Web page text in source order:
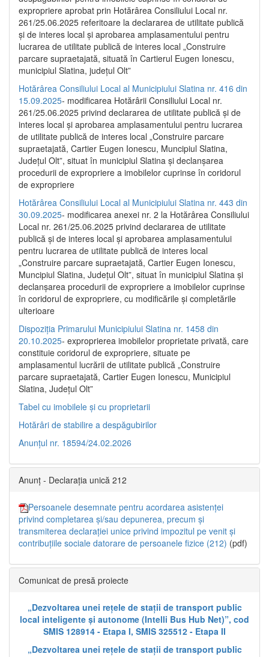
expropriere aprobat prin Hotărârea Consiliului Local nr.
261/25.06.2025 referitoare la declararea de utilitate publică
și de interes local și aprobarea amplasamentului pentru
lucrarea de utilitate publică de interes local „Construire
parcare supraetajată, situată în Cartierul Eugen Ionescu,
municipiul Slatina, județul Olt”
Hotărârea Consiliului Local al Municipiului Slatina nr. 416 din
15.09.2025- modificarea Hotărârii Consiliului Local nr.
261/25.06.2025 privind declararea de utilitate publică și de
interes local și aprobarea amplasamentului pentru lucrarea
de utilitate publică de interes local „Construire parcare
supraetajată, Cartier Eugen Ionescu, Muncipiul Slatina,
Județul Olt”, situat în municipiul Slatina și declanșarea
procedurii de expropriere a imobilelor cuprinse în coridorul
de expropriere
Hotărârea Consiliului Local al Municipiului Slatina nr. 443 din
30.09.2025- modificarea anexei nr. 2 la Hotărârea Consiliului
Local nr. 261/25.06.2025 privind declararea de utilitate
publică şi de interes local şi aprobarea amplasamentului
pentru lucrarea de utilitate publică de interes local
„Construire parcare supraetajată, Cartier Eugen Ionescu,
Muncipiul Slatina, Judeţul Olt”, situat în municipiul Slatina şi
declanşarea procedurii de expropriere a imobilelor cuprinse
în coridorul de expropriere, cu modificările şi completările
ulterioare
Dispoziția Primarului Municipiului Slatina nr. 1458 din
20.10.2025- exproprierea imobilelor proprietate privată, care
constituie coridorul de expropriere, situate pe
amplasamentul lucrării de utilitate publică „Construire
parcare supraetajată, Cartier Eugen Ionescu, Municipiul
Slatina, Județul Olt”
Tabel cu imobilele și cu proprietarii
Hotărâri de stabilire a despăgubirilor
Anunțul nr. 18594/24.02.2026
Anunț - Declarația unică 212
Persoanele desemnate pentru acordarea asistenței
privind completarea și/sau depunerea, precum și
transmiterea declarației unice privind impozitul pe venit și
contribuțiile sociale datorare de persoanele fizice (212) (pdf)
Comunicat de presă proiecte
„Dezvoltarea unei rețele de stații de transport public
local inteligente și autonome (Intelli Bus Hub Net)”, cod
SMIS 128914 - Etapa I, SMIS 325512 - Etapa II
„Dezvoltarea unei rețele de stații de transport public